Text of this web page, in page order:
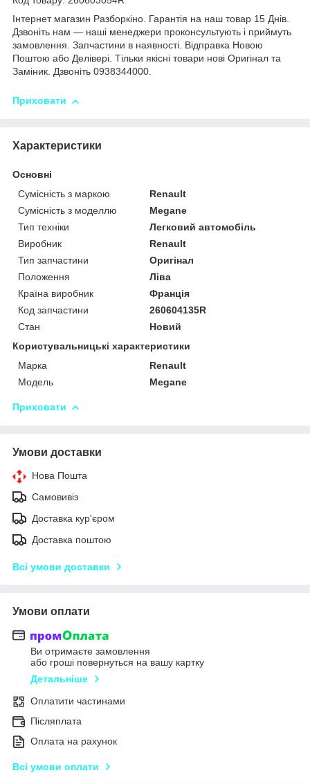
Інтернет магазин Разборкіно. Гарантія на наш товар 15 Днів.
Дзвоніть нам — наші менеджери проконсультують і приймуть
замовлення. Запчастини в наявності. Відправка Новою
Поштою або Делівері. Тільки якісні товари нові Оригінал та
Заміник. Дзвоніть 0938344000.
Приховати
Характеристики
Основні
Сумісність з маркою
Renault
Сумісність з моделлю
Megane
Тип техніки
Легковий автомобіль
Виробник
Renault
Тип запчастини
Оригінал
Положення
Ліва
Країна виробник
Франція
Код запчастини
260604135R
Стан
Новий
Користувальницькі характеристики
Марка
Renault
Модель
Megane
Приховати
Умови доставки
Нова Пошта
Самовивіз
Доставка кур'єром
Доставка поштою
Всі умови доставки
Умови оплати
Ви отримаєте замовлення
або гроші повернуться на вашу картку
Детальніше
Оплатити частинами
Післяплата
Оплата на рахунок
Всі умови оплати